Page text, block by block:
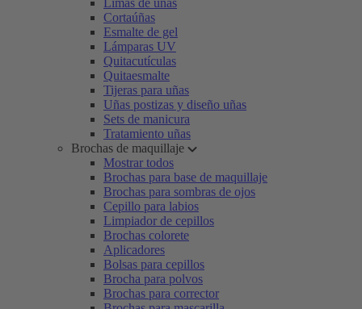
Limas de uñas
Cortaúñas
Esmalte de gel
Lámparas UV
Quitacutículas
Quitaesmalte
Tijeras para uñas
Uñas postizas y diseño uñas
Sets de manicura
Tratamiento uñas
Brochas de maquillaje
Mostrar todos
Brochas para base de maquillaje
Brochas para sombras de ojos
Cepillo para labios
Limpiador de cepillos
Brochas colorete
Aplicadores
Bolsas para cepillos
Brocha para polvos
Brochas para corrector